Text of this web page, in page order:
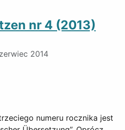
nr 4 (2013)
2014
numeru rocznika jest